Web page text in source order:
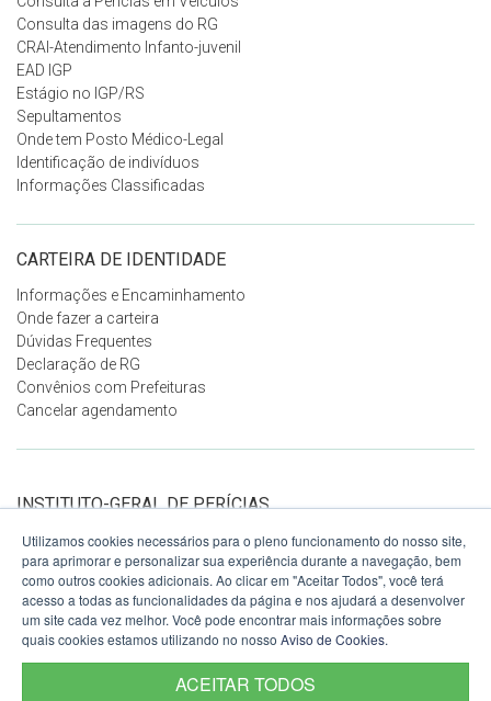
Consulta das imagens do RG
CRAI-Atendimento Infanto-juvenil
EAD IGP
Estágio no IGP/RS
Sepultamentos
Onde tem Posto Médico-Legal
Identificação de indivíduos
Informações Classificadas
CARTEIRA DE IDENTIDADE
Informações e Encaminhamento
Onde fazer a carteira
Dúvidas Frequentes
Declaração de RG
Convênios com Prefeituras
Cancelar agendamento
INSTITUTO-GERAL DE PERÍCIAS
Avenida Voluntários da Pátria, 1358
7º andar
Porto Alegre - RS
90230-010
Fone:(51) 3288-5150
comunicacao@igp.rs.gov.br
Ver no mapa
Utilizamos cookies necessários para o pleno funcionamento do nosso site,
para aprimorar e personalizar sua experiência durante a navegação, bem
como outros cookies adicionais. Ao clicar em "Aceitar Todos", você terá
acesso a todas as funcionalidades da página e nos ajudará a desenvolver
um site cada vez melhor. Você pode encontrar mais informações sobre
quais cookies estamos utilizando no nosso Aviso de Cookies.
ACEITAR TODOS